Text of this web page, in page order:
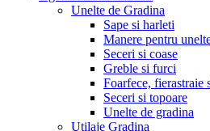
Unelte de Gradina
Sape si harleti
Manere pentru
Seceri si coase
Greble si furci
Foarfece, fierastraie
Seceri si topoare
Unelte de gradina
Utilaje Gradina